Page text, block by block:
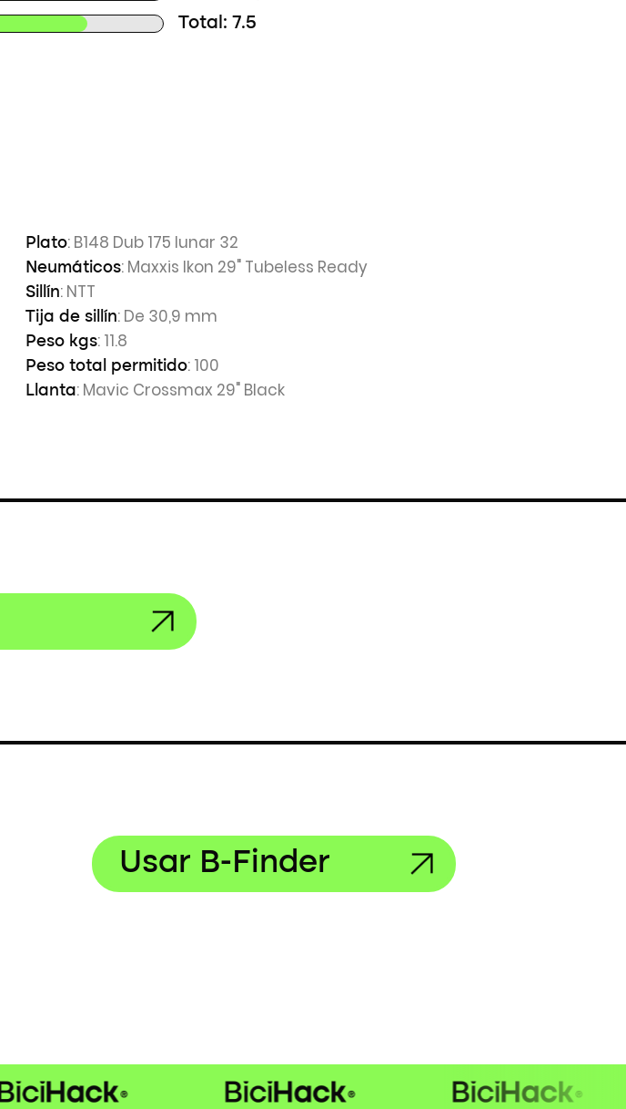
Total: 7.5
Plato: B148 Dub 175 lunar 32
Neumáticos: Maxxis Ikon 29" Tubeless Ready
Sillín: NTT
Tija de sillín: De 30,9 mm
Peso kgs: 11.8
Peso total permitido: 100
Llanta: Mavic Crossmax 29" Black
Usar B-Finder